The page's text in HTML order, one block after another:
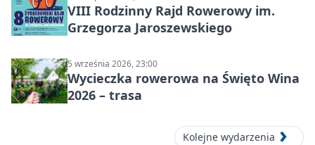
VIII Rodzinny Rajd Rowerowy im.
Grzegorza Jaroszewskiego
5 września 2026, 23:00
Wycieczka rowerowa na Święto Wina
2026 – trasa
Kolejne wydarzenia